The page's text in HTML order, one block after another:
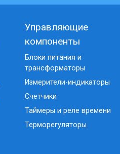
Управляющие
компоненты
Блоки питания и
трансформаторы
Измерители-индикаторы
Счетчики
Таймеры и реле времени
Терморегуляторы